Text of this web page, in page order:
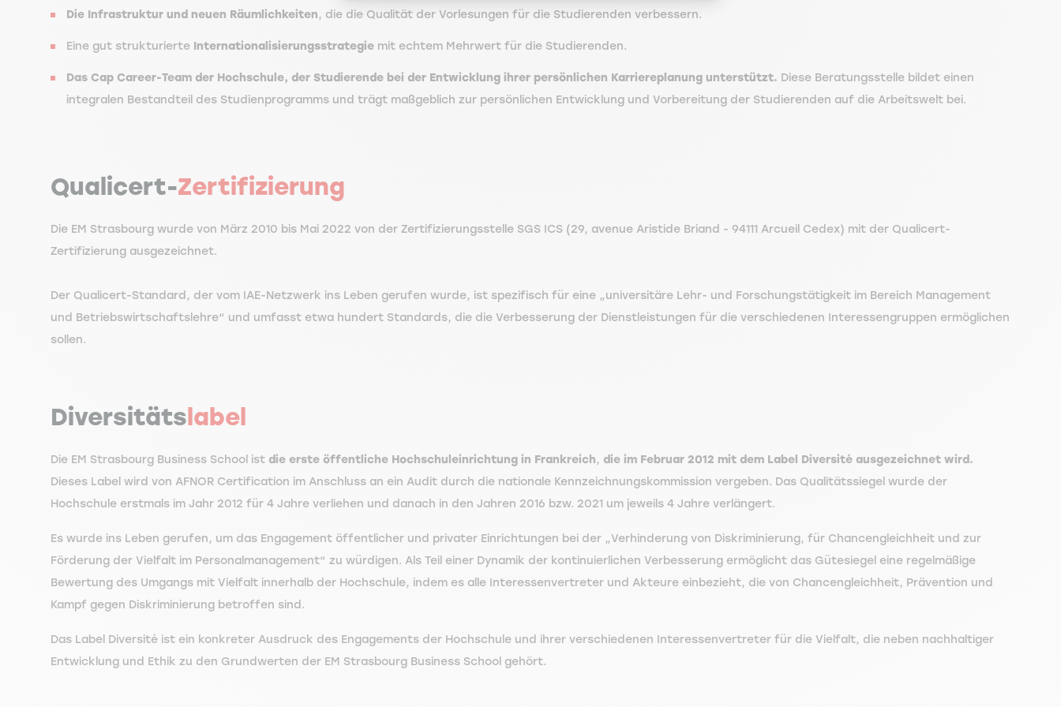
Die Infrastruktur und neuen Räumlichkeiten, die die Qualität der Vorlesungen für die Studierenden verbessern.
Eine gut strukturierte Internationalisierungsstrategie mit echtem Mehrwert für die Studierenden.
Das Cap Career-Team der Hochschule, der Studierende bei der Entwicklung ihrer persönlichen Karriereplanung unterstützt. Diese Beratungsstelle bildet einen
integralen Bestandteil des Studienprogramms und trägt maßgeblich zur persönlichen Entwicklung und Vorbereitung der Studierenden auf die Arbeitswelt bei.
Qualicert-Zertifizierung
Die EM Strasbourg wurde von März 2010 bis Mai 2022 von der Zertifizierungsstelle SGS ICS (29, avenue Aristide Briand - 94111 Arcueil Cedex) mit der Qualicert-
Zertifizierung ausgezeichnet.
Der Qualicert-Standard, der vom IAE-Netzwerk ins Leben gerufen wurde, ist spezifisch für eine „universitäre Lehr- und Forschungstätigkeit im Bereich Management
und Betriebswirtschaftslehre“ und umfasst etwa hundert Standards, die die Verbesserung der Dienstleistungen für die verschiedenen Interessengruppen ermöglichen
sollen.
Diversitätslabel
Die EM Strasbourg Business School ist die erste öffentliche Hochschuleinrichtung in Frankreich, die im Februar 2012 mit dem Label Diversité ausgezeichnet wird.
Dieses Label wird von AFNOR Certification im Anschluss an ein Audit durch die nationale Kennzeichnungskommission vergeben. Das Qualitätssiegel wurde der
Hochschule erstmals im Jahr 2012 für 4 Jahre verliehen und danach in den Jahren 2016 bzw. 2021 um jeweils 4 Jahre verlängert.
Es wurde ins Leben gerufen, um das Engagement öffentlicher und privater Einrichtungen bei der „Verhinderung von Diskriminierung, für Chancengleichheit und zur
Förderung der Vielfalt im Personalmanagement“ zu würdigen. Als Teil einer Dynamik der kontinuierlichen Verbesserung ermöglicht das Gütesiegel eine regelmäßige
Bewertung des Umgangs mit Vielfalt innerhalb der Hochschule, indem es alle Interessenvertreter und Akteure einbezieht, die von Chancengleichheit, Prävention und
Kampf gegen Diskriminierung betroffen sind.
Das Label Diversité ist ein konkreter Ausdruck des Engagements der Hochschule und ihrer verschiedenen Interessenvertreter für die Vielfalt, die neben nachhaltiger
Entwicklung und Ethik zu den Grundwerten der EM Strasbourg Business School gehört.